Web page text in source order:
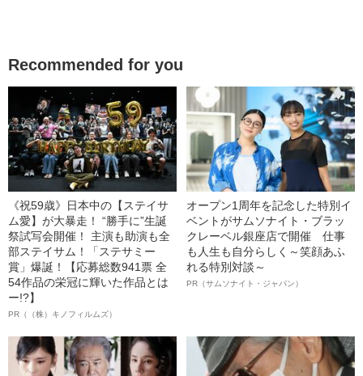
Recommended for you
《祝59歳》日本中の【ステイサ
ム愛】が大暴走！ “勝手に”生誕
祭試写会開催！ 主演も助演も全
部ステイサム！「ステサミー
賞」爆誕！【応募総数941票 全
54作品の栄冠に輝いた作品とは
ー!?】
PR（（株）キノフィルムズ）
オープン1周年を記念した特別イ
ベントがサムソナイト・ブラッ
クレーベル銀座店で開催 仕事
も人生も自分らしく～笑顔あふ
れる特別対談～
PR（サムソナイト・ジャパン）